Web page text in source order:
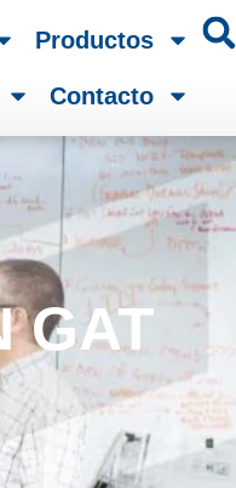
Productos
Contacto
GAT